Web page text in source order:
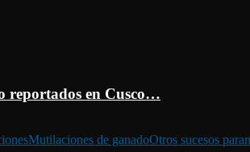
reportados en Cusco…
Mutilaciones de ganadoOtros sucesos